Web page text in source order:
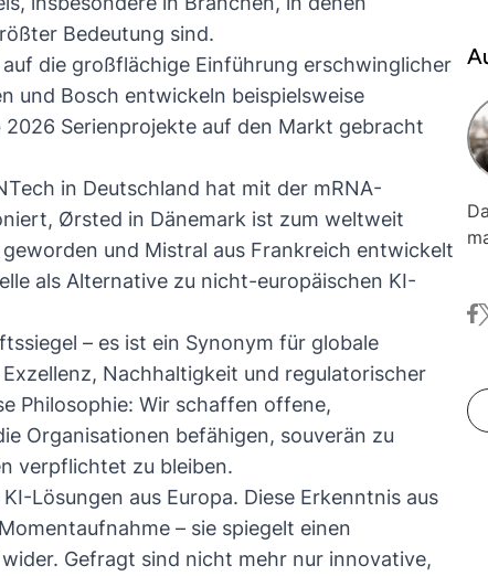
Bedeutung sind.
die großflächige Einführung erschwinglicher
und Bosch entwickeln beispielsweise
Serienprojekte auf den Markt gebracht
in Deutschland hat mit der mRNA-
Ørsted in Dänemark ist zum weltweit
und Mistral aus Frankreich entwickelt
als Alternative zu nicht-europäischen KI-
– es ist ein Synonym für globale
Nachhaltigkeit und regulatorischer
Philosophie: Wir schaffen offene,
Organisationen befähigen, souverän zu
verpflichtet zu bleiben.
Lösungen aus Europa. Diese Erkenntnis aus
– sie spiegelt einen
Gefragt sind nicht mehr nur innovative,